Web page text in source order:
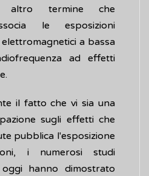
altro termine che
le esposizioni
a bassa
ad effetti
il fatto che vi sia una
sugli effetti che
pubblica l'esposizione
i numerosi studi
hanno dimostrato